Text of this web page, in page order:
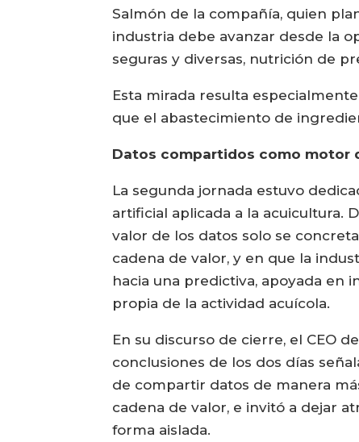
Salmón de la compañía, quien
industria debe avanzar desde la
seguras y diversas, nutrición de
Esta mirada resulta
que el abastecimiento de
Datos compartidos como motor
La segunda jornada estuvo
artificial aplicada a la acuicultura.
valor de los datos solo se
cadena de valor, y en que la
hacia una predictiva, apoyada en
propia de la actividad acuícola.
En su discurso de cierre, el CEO
conclusiones de los dos días
de compartir datos de manera
cadena de valor, e invitó a dejar
forma aislada.